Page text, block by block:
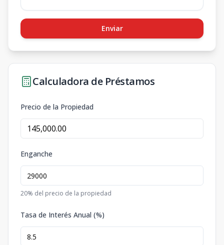
Enviar
Calculadora de Préstamos
Precio de la Propiedad
Enganche
20% del precio de la propiedad
Tasa de Interés Anual (%)